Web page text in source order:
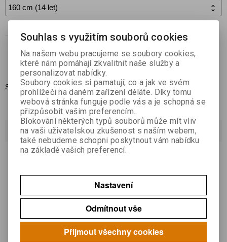

Koupit
Přidat do oblíbených
Skladem:1
Dotaz na výrobek
Váš email *
Váš dotaz *
Souhlas s využitím souborů cookies
Na našem webu pracujeme se soubory cookies,
které nám pomáhají zkvalitnit naše služby a
personalizovat nabídky.
Soubory cookies si pamatují, co a jak ve svém
prohlížeči na daném zařízení děláte. Díky tomu
webová stránka funguje podle vás a je schopná se
přizpůsobit vašim preferencím.
Blokování některých typů souborů může mít vliv
na vaši uživatelskou zkušenost s naším webem,
také nebudeme schopni poskytnout vám nabídku
na základě vašich preferencí.
Nastavení
Odmítnout vše
Přijmout všechny cookies